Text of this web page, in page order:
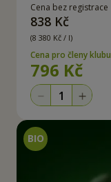
Cena bez registrace
838 Kč
(8 380 Kč / l)
Cena pro členy klubu
796 Kč